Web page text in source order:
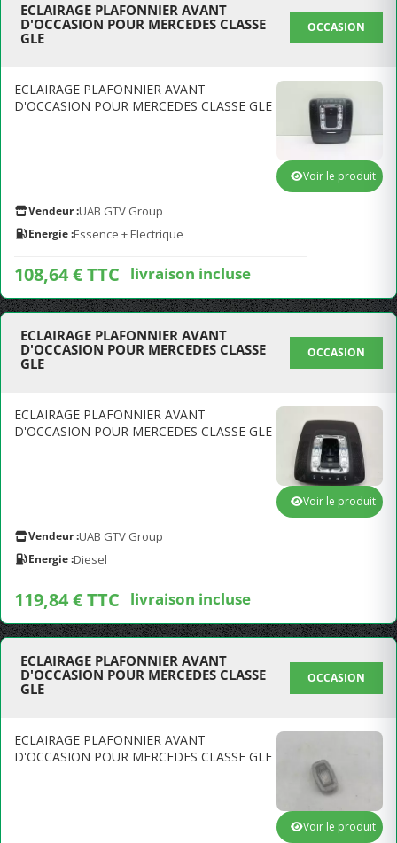
ECLAIRAGE PLAFONNIER AVANT
D'OCCASION POUR MERCEDES CLASSE
GLE
OCCASION
ECLAIRAGE PLAFONNIER AVANT
D'OCCASION POUR MERCEDES CLASSE GLE
Vendeur :UAB GTV Group
Energie :Essence + Electrique
108,64 € TTC livraison incluse
Voir le produit
ECLAIRAGE PLAFONNIER AVANT
D'OCCASION POUR MERCEDES CLASSE
GLE
OCCASION
ECLAIRAGE PLAFONNIER AVANT
D'OCCASION POUR MERCEDES CLASSE GLE
Vendeur :UAB GTV Group
Energie :Diesel
119,84 € TTC livraison incluse
Voir le produit
ECLAIRAGE PLAFONNIER AVANT
D'OCCASION POUR MERCEDES CLASSE
GLE
OCCASION
ECLAIRAGE PLAFONNIER AVANT
D'OCCASION POUR MERCEDES CLASSE GLE
Voir le produit